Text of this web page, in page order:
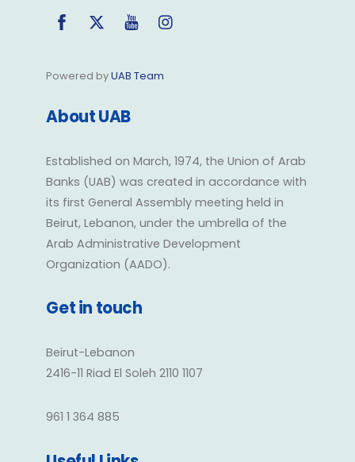
Facebook
Twitter YouTube
Powered byUAB Team
About UAB
Established on March, 1974, the Union of Arab
Banks (UAB) was created in accordance with
its first General Assembly meeting held in
Beirut, Lebanon, under the umbrella of the
Arab Administrative Development
Organization (AADO).
Get in touch
Beirut-Lebanon
2416-11 Riad El Soleh 2110 1107
961 1 364 885